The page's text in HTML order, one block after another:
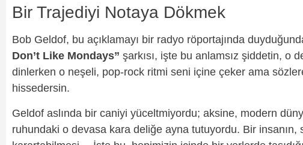
Bir Trajediyi Notaya Dökmek
Bob Geldof, bu açıklamayı bir radyo röportajında
Don’t Like Mondays” şarkısı, işte bu anlamsız şiddetin, o
dinlerken o neşeli, pop-rock ritmi seni içine çeker ama
hissedersin.
Geldof aslında bir caniyi yüceltmiyordu; aksine, modern
ruhundaki o devasa kara deliğe ayna tutuyordu. Bir insanın,